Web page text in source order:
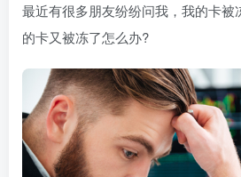
最近有很多朋友纷纷问我，我的卡被
的卡又被冻了怎么办?